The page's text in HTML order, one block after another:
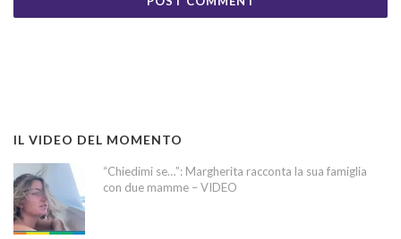
IL VIDEO DEL MOMENTO
“Chiedimi se…”: Margherita racconta la sua famiglia
con due mamme – VIDEO